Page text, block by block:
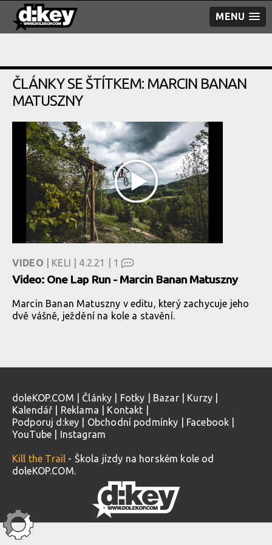
MENU
ČLÁNKY SE ŠTÍTKEM: MARCIN BANAN
MATUSZNY
VIDEO | KELI | 4.2.21 | 1
Video: One Lap Run - Marcin Banan Matuszny
Marcin Banan Matuszny v editu, který zachycuje jeho
dvě vášně, ježdění na kole a stavění.
doleKOP.COM Články Fotky Bazar| Kurzy
Kalendář
Reklama Kontakt
Podporuj d:key
Obchodní podmínky Facebook
YouTube
Instagram
Kill the Trail - Škola jízdy na horském kole od
doleKOP.COM.